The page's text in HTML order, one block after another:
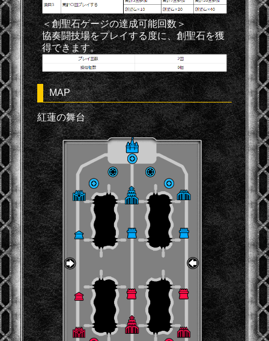
＜創聖石ゲージの達成可能回数＞
協奏闘技場をプレイする度に、創聖石を獲
得できます。
MAP
紅蓮の舞台